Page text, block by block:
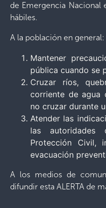
de Emergencia Nacional
hábiles.
A la población en general:
Mantener
pública cuando se
Cruzar ríos,
corriente de agua
no cruzar durante
Atender las
las autoridades
Protección Civil,
evacuación
A los medios de
difundir esta ALERTA de